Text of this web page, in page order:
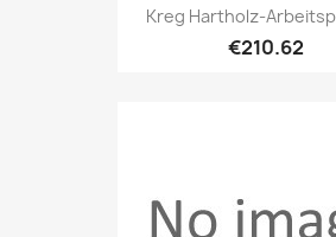
Kreg Hartholz-
€210.62